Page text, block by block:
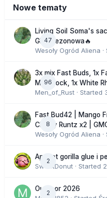
Nowe tematy
47
Living Soil Soma's
GHS sezonowa🔥
Wesoły Ogród Aliena
96
3x mix Fast Buds, 1x
Moonrock, 1x White
Men_of_Rust · Started
8
Fast Bud42 | Mango
Cherry Runtz x2 |
Wesoły Ogród Aliena
2
Apricot gorilla glue i
SweetDonut · Started
2
Outdoor 2026